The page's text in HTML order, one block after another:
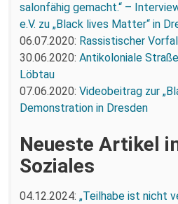
salonfähig gemacht.“ –
e.V. zu „Black lives Matter“ in
06.07.2020: Rassistischer
30.06.2020: Antikoloniale
Löbtau
07.06.2020: Videobeitrag zur
Demonstration in Dresden
Neueste Artikel
Soziales
04.12.2024: „Teilhabe ist nicht